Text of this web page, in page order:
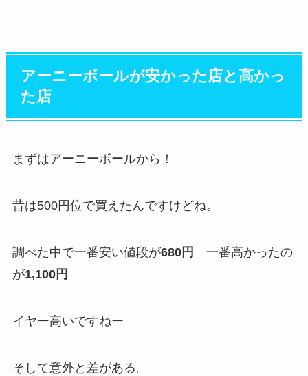
アーニーボールが安かった店と高かっ
た店
まずはアーニーボールから！
昔は500円位で買えたんですけどね。
調べた中で一番安い値段が680円
一番高かったの
が1,100円
イヤー高いですねー
そして意外と差がある。